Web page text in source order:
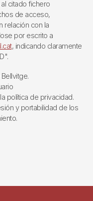
citado fichero
de acceso,
relación con la
por escrito a
, indicando claramente
política de privacidad.
y portabilidad de los